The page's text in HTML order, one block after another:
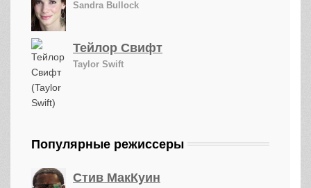
Sandra Bullock
Тейлор Свифт
Taylor Swift
Популярные режиссеры
Стив МакКуин